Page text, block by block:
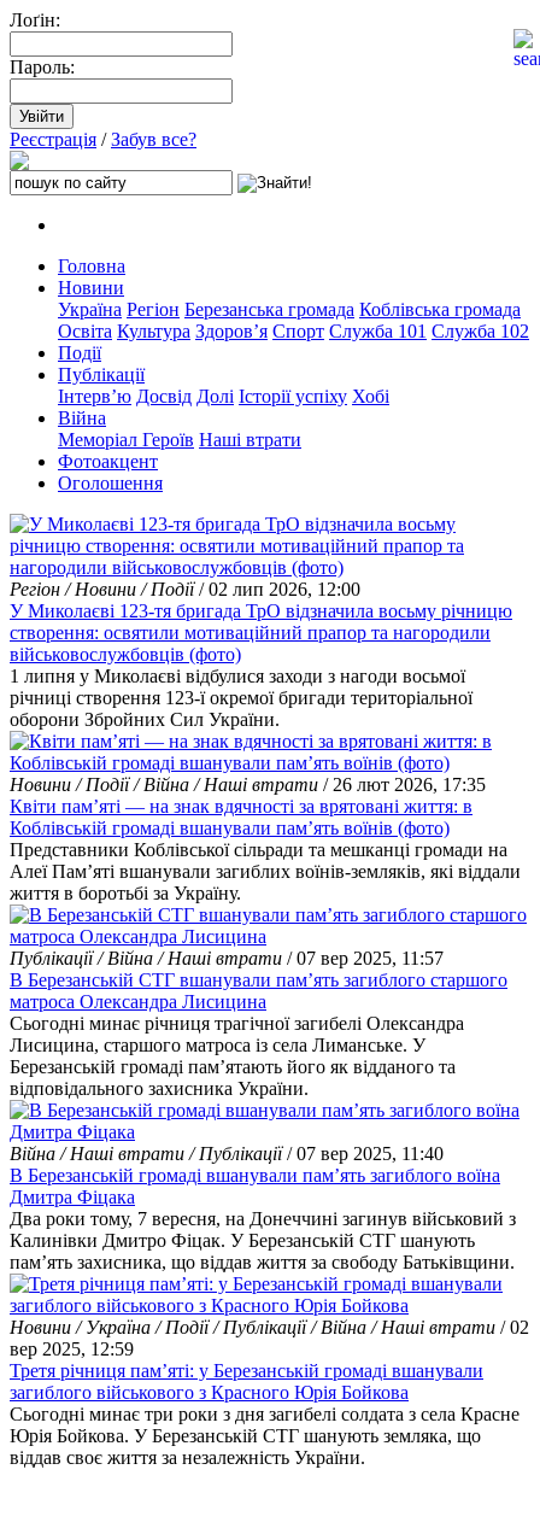
Лоґін:
Пароль:
Реєстрація /Забув все?
Головна
Новини
Україна Регіон Березанська громада Коблівська громада
Освіта Культура Здоров’я Спорт Служба 101 Служба 102
Події
Публікації
Інтерв’ю Досвід Долі Історії успіху Хобі
Війна
Меморіал Героїв Наші втрати
Фотоакцент
Оголошення
Регіон / Новини / Події/ 02 лип 2026, 12:00
У Миколаєві 123-тя бригада ТрО відзначила восьму річницю
створення: освятили мотиваційний прапор та нагородили
військовослужбовців (фото)
1 липня у Миколаєві відбулися заходи з нагоди восьмої
річниці створення 123-ї окремої бригади територіальної
оборони Збройних Сил України.
Новини / Події / Війна / Наші втрати / 26 лют 2026, 17:35
Квіти пам’яті — на знак вдячності за врятовані життя: в
Коблівській громаді вшанували пам’ять воїнів (фото)
Представники Коблівської сільради та мешканці громади на
Алеї Пам’яті вшанували загиблих воїнів-земляків, які віддали
життя в боротьбі за Україну.
Публікації / Війна / Наші втрати / 07 вер 2025, 11:57
В Березанській СТГ вшанували пам’ять загиблого старшого
матроса Олександра Лисицина
Сьогодні минає річниця трагічної загибелі Олександра
Лисицина, старшого матроса із села Лиманське. У
Березанській громаді пам’ятають його як відданого та
відповідального захисника України.
Війна / Наші втрати / Публікації/ 07 вер 2025, 11:40
В Березанській громаді вшанували пам’ять загиблого воїна
Дмитра Фіцака
Два роки тому, 7 вересня, на Донеччині загинув військовий з
Калинівки Дмитро Фіцак. У Березанській СТГ шанують
пам’ять захисника, що віддав життя за свободу Батьківщини.
Новини / Україна / Події / Публікації / Війна / Наші втрати / 02
вер 2025, 12:59
Третя річниця пам’яті: у Березанській громаді вшанували
загиблого військового з Красного Юрія Бойкова
Сьогодні минає три роки з дня загибелі солдата з села Красне
Юрія Бойкова. У Березанській СТГ шанують земляка, що
віддав своє життя за незалежність України.